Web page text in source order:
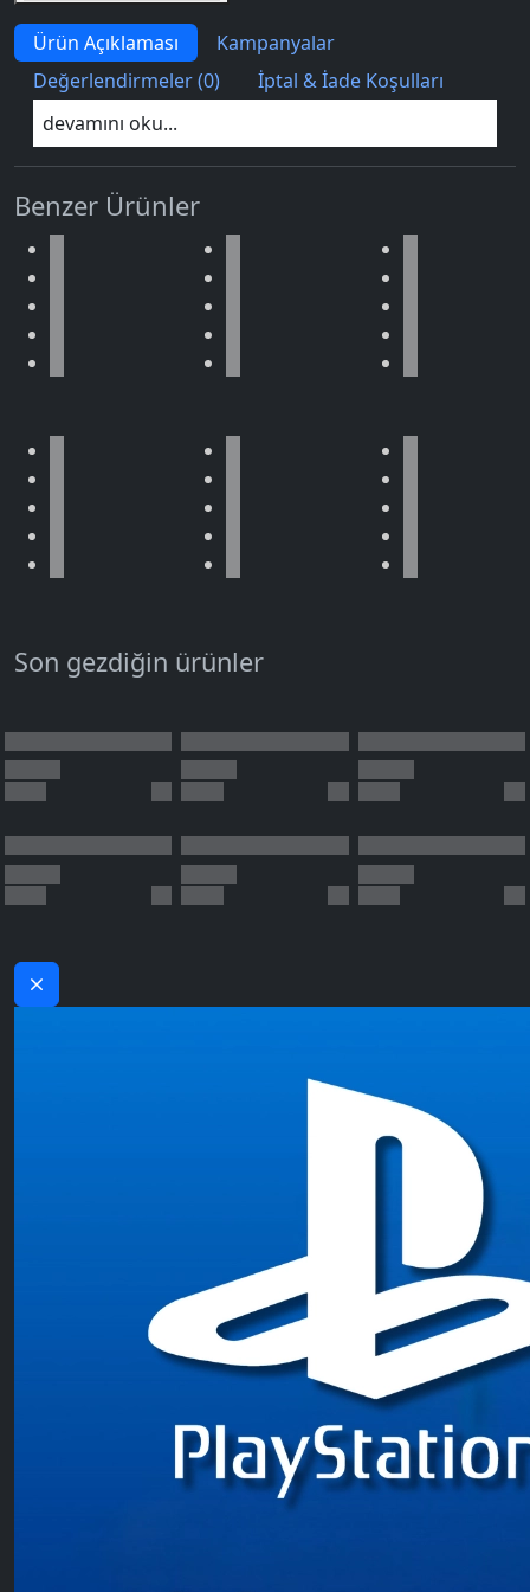
Ürün Açıklaması
Kampanyalar
Değerlendirmeler (0)
İptal & İade Koşulları
devamını oku...
Benzer Ürünler
Son gezdiğin ürünler